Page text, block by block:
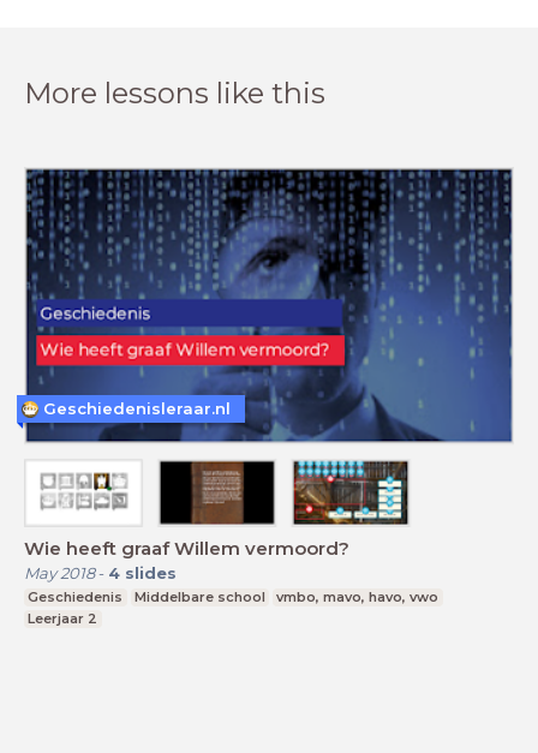
More lessons like this
Wie heeft graaf Willem vermoord?
May 2018- 4 slides
Geschiedenis Middelbare school
vmbo, mavo, havo, vwo
Leerjaar 2
Geschiedenisleraar.nl